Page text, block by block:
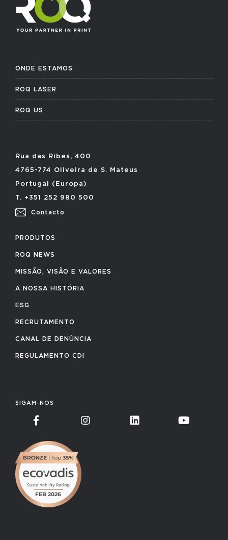
ONDE ESTAMOS
ROQ LASER
ROQ US
Rua das Ribes, 400
4765-774 Oliveira de S. Mateus
Portugal (Europa)
T. +351 252 980 500
Contacto
PRODUTOS
ROQ NEWS
MISSÃO, VISÃO E VALORES
A NOSSA HISTÓRIA
ESG
RECRUTAMENTO
CANAL DE DENÚNCIA
REGULAMENTO CDI
SIGAM-NOS